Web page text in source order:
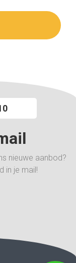
nieuwe aanbod?
in je mail!